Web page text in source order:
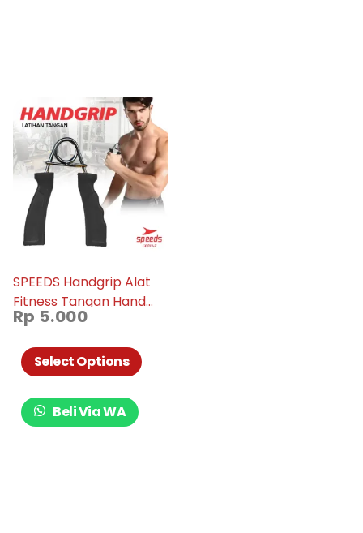
SPEEDS Handgrip Alat
Fitness Tangan Hand
Grip Alat Olahraga Otot
011-07
Rp 5.000
Select Options
Beli Via WA